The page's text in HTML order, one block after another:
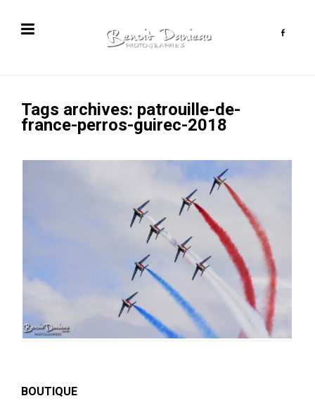
Tags archives: patrouille-de-
france-perros-guirec-2018
BOUTIQUE